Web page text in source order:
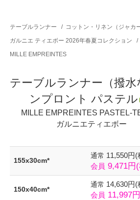
テーブルランナー / コットン・リネン（ジャカ
ガルニエ ティエボー 2026年春夏コレクション
/
MILLE EMPREINTES
テーブルランナー（撥水
ンプロント パステル
MILLE EMPREINTES PASTEL-
ガルニエティエボー
155x30cm*
通常 11,550円(
会員 9,471円
150x40cm*
通常 14,630円(
会員 11,997